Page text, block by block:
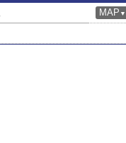
MAP ▼